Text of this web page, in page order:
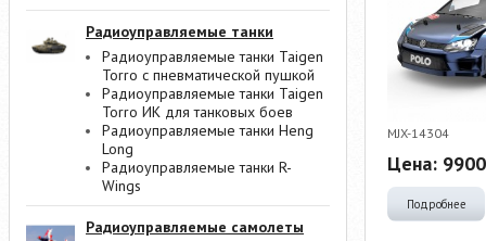
Радиоуправляемые танки
Радиоуправляемые танки Taigen
Torro с пневматической пушкой
Радиоуправляемые танки Taigen
Torro ИК для танковых боев
Радиоуправляемые танки Heng
Long
Радиоуправляемые танки R-
Wings
Радиоуправляемые самолеты
MJX-14304
Цена: 9900
Подробнее